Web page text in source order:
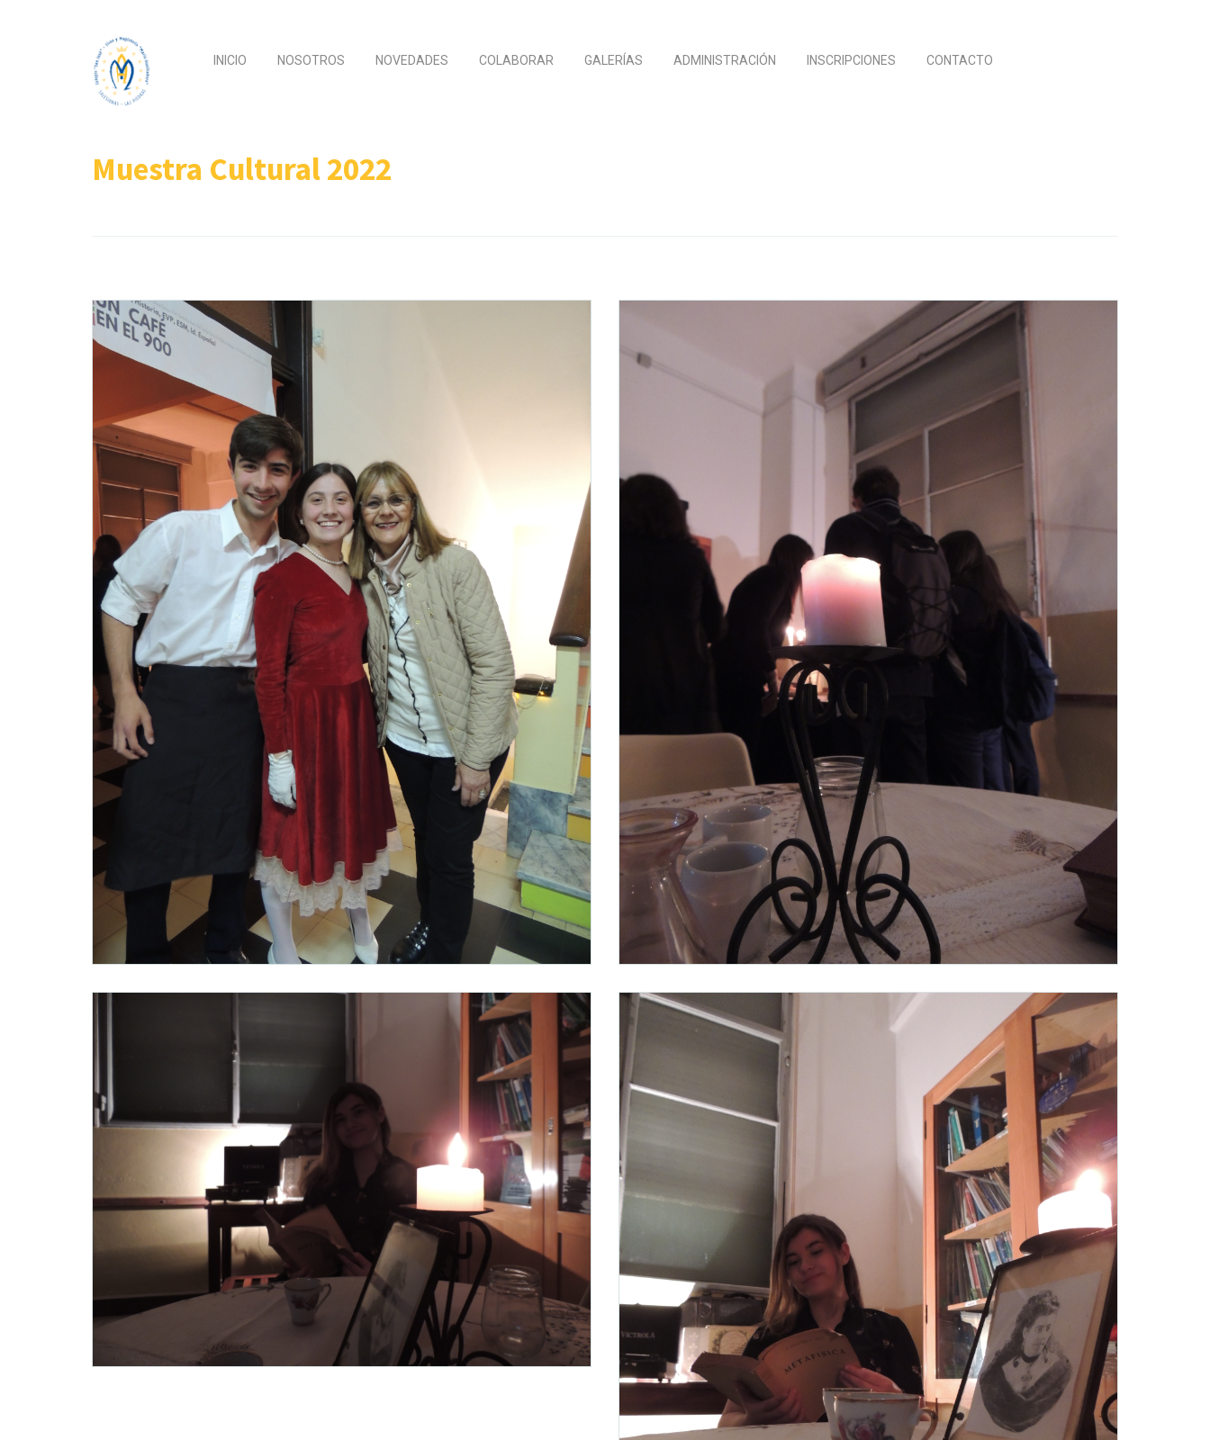
INICIO NOSOTROS NOVEDADES COLABORAR GALERÍAS ADMINISTRACIÓN INSCRIPCIONES CONTACTO
Muestra Cultural 2022